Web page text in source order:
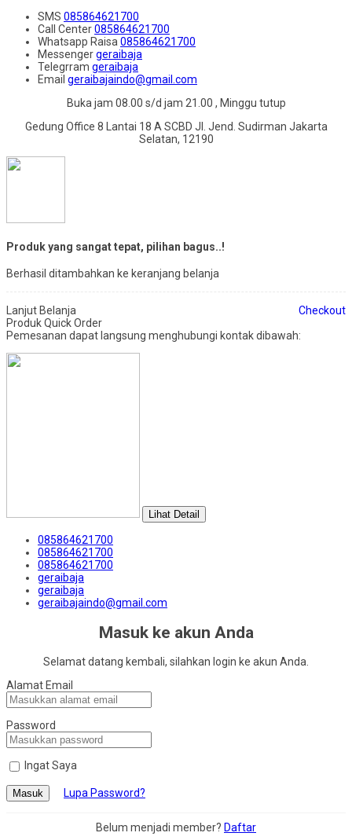
SMS 085864621700
Call Center085864621700
Whatsapp Raisa 085864621700
Messengergeraibaja
Telegrram geraibaja
Email geraibajaindo@gmail.com
Buka jam 08.00 s/d jam 21.00 , Minggu tutup
Gedung Office 8 Lantai 18 A SCBD Jl. Jend. Sudirman Jakarta
Selatan, 12190
Produk yang sangat tepat, pilihan bagus..!
Berhasil ditambahkan ke keranjang belanja
Lanjut Belanja
Checkout
Produk Quick Order
Pemesanan dapat langsung menghubungi kontak dibawah:
Lihat Detail
085864621700
085864621700
085864621700
geraibaja
geraibaja
geraibajaindo@gmail.com
Masuk ke akun Anda
Selamat datang kembali, silahkan login ke akun Anda.
Alamat Email
Password
Ingat Saya
Masuk Lupa Password?
Belum menjadi member? Daftar